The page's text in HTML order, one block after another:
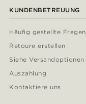
KUNDENBETREUUNG
Häufig gestellte Fragen
Retoure erstellen
Siehe Versandoptionen
Auszahlung
Kontaktiere uns